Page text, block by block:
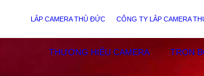
LẮP CAMERA THỦ ĐỨC CÔNG TY LẮP CAMERA
THƯƠNG HIỆU CAMERA TRỌN